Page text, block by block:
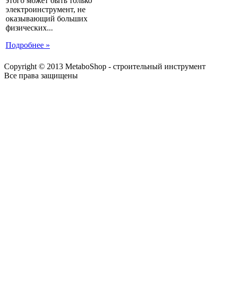
электроинструмент, не
оказывающий больших
физических...
Подробнее »
Copyright © 2013 MetaboShop - строительный инструмент
Все права защищены